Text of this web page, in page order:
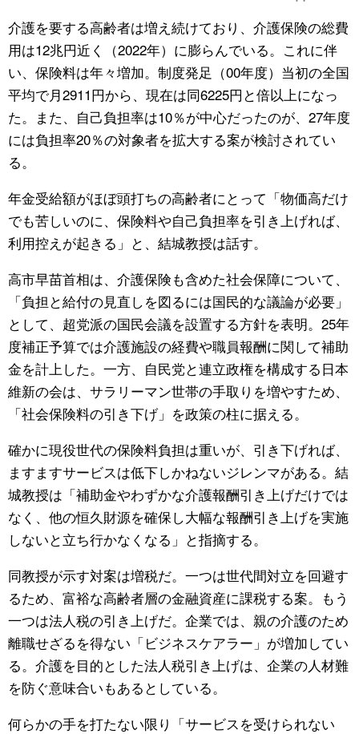
介護を要する高齢者は増え続けており、介護保険の総費
用は12兆円近く（2022年）に膨らんでいる。これに伴
い、保険料は年々増加。制度発足（00年度）当初の全国
平均で月2911円から、現在は同6225円と倍以上になっ
た。また、自己負担率は10％が中心だったのが、27年度
には負担率20％の対象者を拡大する案が検討されてい
る。
年金受給額がほぼ頭打ちの高齢者にとって「物価高だけ
でも苦しいのに、保険料や自己負担率を引き上げれば、
利用控えが起きる」と、結城教授は話す。
高市早苗首相は、介護保険も含めた社会保障について、
「負担と給付の見直しを図るには国民的な議論が必要」
として、超党派の国民会議を設置する方針を表明。25年
度補正予算では介護施設の経費や職員報酬に関して補助
金を計上した。一方、自民党と連立政権を構成する日本
維新の会は、サラリーマン世帯の手取りを増やすため、
「社会保険料の引き下げ」を政策の柱に据える。
確かに現役世代の保険料負担は重いが、引き下げれば、
ますますサービスは低下しかねないジレンマがある。結
城教授は「補助金やわずかな介護報酬引き上げだけでは
なく、他の恒久財源を確保し大幅な報酬引き上げを実施
しないと立ち行かなくなる」と指摘する。
同教授が示す対案は増税だ。一つは世代間対立を回避す
るため、富裕な高齢者層の金融資産に課税する案。もう
一つは法人税の引き上げだ。企業では、親の介護のため
離職せざるを得ない「ビジネスケアラー」が増加してい
る。介護を目的とした法人税引き上げは、企業の人材難
を防ぐ意味合いもあるとしている。
何らかの手を打たない限り「サービスを受けられない